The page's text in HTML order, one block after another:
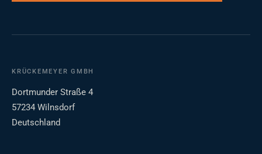
KRÜCKEMEYER GMBH
Dortmunder Straße 4
57234 Wilnsdorf
Deutschland